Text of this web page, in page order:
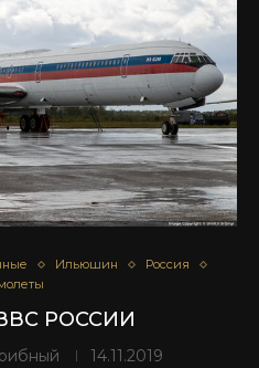
Ильюшин
Россия
РОССИИ
14.11.2019